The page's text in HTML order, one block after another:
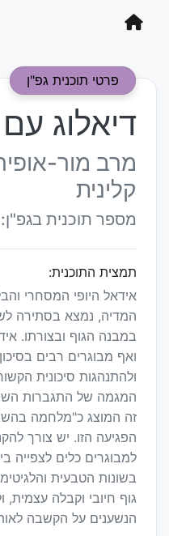
פרטי תוכנית גפ"ן
דיאלוג
מרב מור-
קלינית
מספר תוכנית בגפ"ן: 4312
תמצית התוכנית:
אידאל היופי המסחרי
המדיה, נמצא בסתירה
במבנה הגוף ובצורתו.
ואף מבוגרים רבים
ולהתנהגות סיכונית
המגמה של התגברות
זה המוצג כ"מלחמה
הפגיעה הזו. יש צורך
למבוגרים כלים לצפייה
בשונות הטבעית
גוף חיובי וקבלה עצמית,
הנשענים על הקשבה